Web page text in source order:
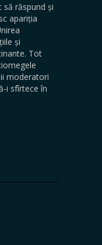
să răspund și
apariția
și
Tot
moderatori
i sfîrtece în